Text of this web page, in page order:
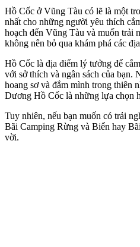
Hồ Cốc ở Vũng Tàu có lẽ là một
nhất cho những người yêu thích
hoạch đến Vũng Tàu và muốn trải
không nên bỏ qua khám phá các
Hồ Cốc là địa điểm lý tưởng để
với sở thích và ngân sách của bạn.
hoang sơ và đắm mình trong thiên
Dương Hồ Cốc là những lựa chọn
Tuy nhiên, nếu bạn muốn có trải
Bãi Camping Rừng và Biển hay
vời.